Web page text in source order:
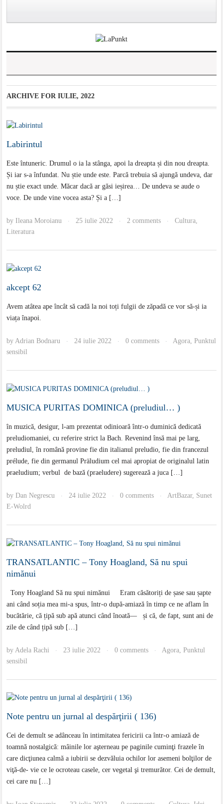
ARCHIVE FORIULIE, 2022
Labirintul
Este întuneric. Drumul o ia la stânga, apoi la dreapta și din nou dreapta.
Și iar s-a înfundat. Nu știe unde este. Parcă trebuia să ajungă undeva, dar
nu știe exact unde. Măcar dacă ar găsi ieșirea… De undeva se aude o
voce. De unde vine vocea asta? Și a […]
by Ileana Moroianu · 25 iulie 2022 · 2 comments · Cultura,
Literatura
akcept 62
Avem atâtea ape încât să cadă la noi toți fulgii de zăpadă ce vor să-și ia
viața înapoi.
byAdrian Bodnaru · 24 iulie 2022 · 0 comments · Agora,Punktul
sensibil
MUSICA PURITAS DOMINICA (preludiul… )
în muzică, desigur, l-am prezentat odinioară într-o duminică dedicată
preludiomaniei, cu referire strict la Bach. Revenind însă mai pe larg,
preludiul, în română provine fie din italianul preludio, fie din francezul
prélude, fie din germanul Präludium cel mai apropiat de originalul latin
praeludium; verbul de bază (praeludere) sugerează a juca […]
byDan Negrescu · 24 iulie 2022 · 0 comments · ArtBazar, Sunet
E-Wolrd
TRANSATLANTIC – Tony Hoagland, Să nu spui
nimănui
Tony Hoagland Să nu spui nimănui Eram căsătoriți de șase sau șapte
ani când soția mea mi-a spus, într-o după-amiază în timp ce ne aflam în
bucătărie, că țipă sub apă atunci când înoată— și că, de fapt, sunt ani de
zile de când țipă sub […]
by Adela Rachi · 23 iulie 2022 · 0 comments · Agora ,Punktul
sensibil
Note pentru un jurnal al despărţirii ( 136)
Cei de demult se adânceau în intimitatea fericirii ca într-o amiază de
toamnă nostalgică: mâinile lor aşterneau pe paginile cuminţi frazele în
care dicţiunea calmă a iubirii se dezvăluia ochilor lor asemeni bolţilor de
viţă-de- vie ce le ocroteau casele, cer vegetal şi tremurător. Cei de demult,
cei care nu […]